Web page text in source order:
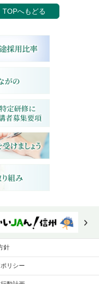
TOPへもどる
針
リシー